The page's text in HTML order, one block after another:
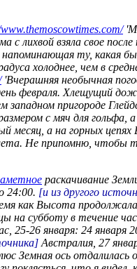
лихвой взяла свое
напоминающая ту,
холоднее, чем в
'Вчерашняя необычная
февраля. Хлещущий
пригороде
с мяч для гольфа,
месяц, а на горных
Не припомню, чтобы
раскачивание
24:00. [и из другого
как Высота
на субботу в течение
25-26 января: 24 января
Австралия, 27
Земная ось отдалилась